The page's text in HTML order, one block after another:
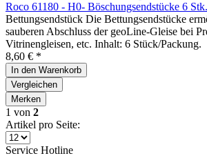
Roco 61180 - H0- Böschungsendstücke 6 Stk.
Bettungsendstück Die Bettungsendstücke
sauberen Abschluss der geoLine-Gleise bei
Vitrinengleisen, etc. Inhalt: 6 Stück/Packung.
8,60 € *
In den Warenkorb
Vergleichen
Merken
1 von 2
Artikel pro Seite:
Service Hotline